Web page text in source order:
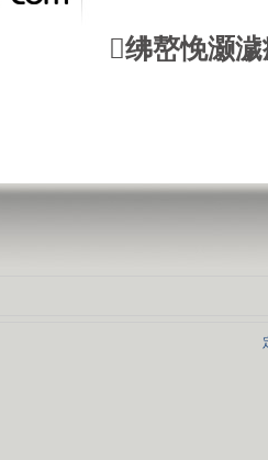
绋嶅悗灏